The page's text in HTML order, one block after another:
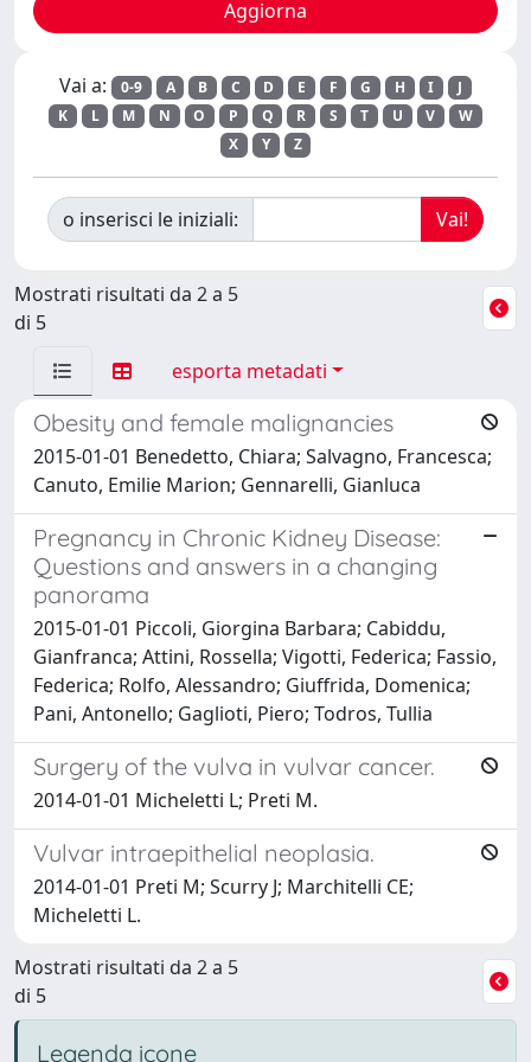
Vai a: 0-9 A B C D E F G H I
J
K
L M N O P Q R S T U V
W
X
Y Z
o inserisci le iniziali:
Mostrati risultati da 2 a 5
di 5
esporta metadati
Obesity and female malignancies
2015-01-01 Benedetto, Chiara; Salvagno, Francesca;
Canuto, Emilie Marion; Gennarelli, Gianluca
Pregnancy in Chronic Kidney Disease:
Questions and answers in a changing
panorama
2015-01-01 Piccoli, Giorgina Barbara; Cabiddu,
Gianfranca; Attini, Rossella; Vigotti, Federica; Fassio,
Federica; Rolfo, Alessandro; Giuffrida, Domenica;
Pani, Antonello; Gaglioti, Piero; Todros, Tullia
Surgery of the vulva in vulvar cancer.
2014-01-01 Micheletti L; Preti M.
Vulvar intraepithelial neoplasia.
2014-01-01 Preti M; Scurry J; Marchitelli CE;
Micheletti L.
Mostrati risultati da 2 a 5
di 5
Legenda icone